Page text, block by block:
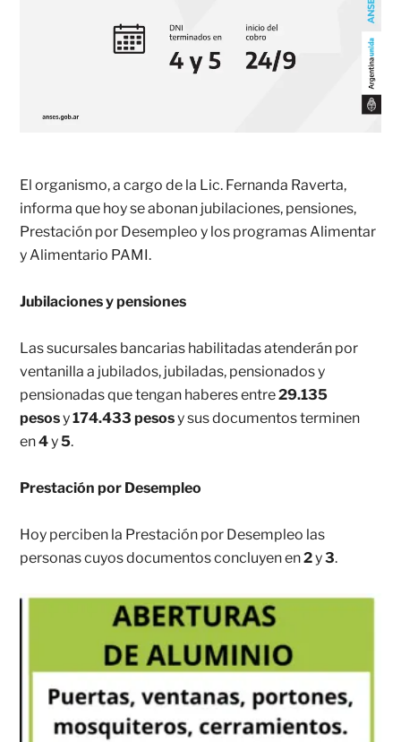
El organismo, a cargo de la Lic. Fernanda Raverta,
informa que hoy se abonan jubilaciones, pensiones,
Prestación por Desempleo y los programas Alimentar
y Alimentario PAMI.
Jubilaciones y pensiones
Las sucursales bancarias habilitadas atenderán por
ventanilla a jubilados, jubiladas, pensionados y
pensionadas que tengan haberes entre29.135
pesosy174.433 pesosy susdocumentos terminen
en4y5.
Prestación por Desempleo
Hoy perciben la Prestación por Desempleo las
personas cuyos documentos concluyen en2y3.